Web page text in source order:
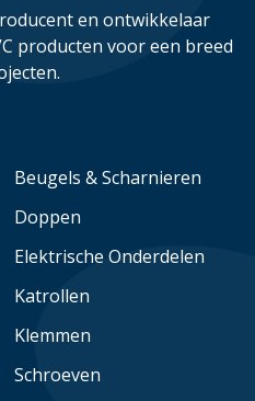
en ontwikkelaar
producten voor een breed
Beugels & Scharnieren
Doppen
Elektrische Onderdelen
Katrollen
Klemmen
Schroeven